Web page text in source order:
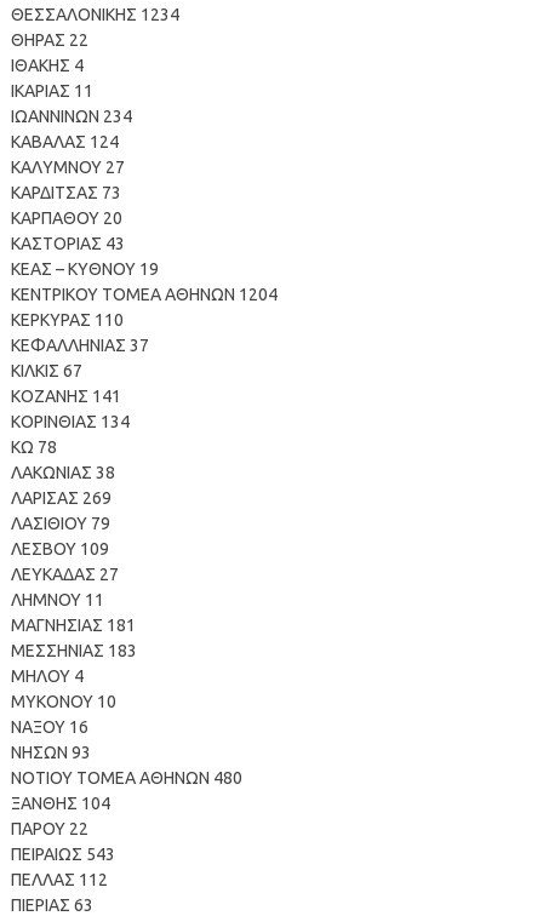
ΘΕΣΣΑΛΟΝΙΚΗΣ 1234
ΘΗΡΑΣ 22
ΙΘΑΚΗΣ 4
ΙΚΑΡΙΑΣ 11
ΙΩΑΝΝΙΝΩΝ 234
ΚΑΒΑΛΑΣ 124
ΚΑΛΥΜΝΟΥ 27
ΚΑΡΔΙΤΣΑΣ 73
ΚΑΡΠΑΘΟΥ 20
ΚΑΣΤΟΡΙΑΣ 43
ΚΕΑΣ – ΚΥΘΝΟΥ 19
ΚΕΝΤΡΙΚΟΥ ΤΟΜΕΑ ΑΘΗΝΩΝ 1204
ΚΕΡΚΥΡΑΣ 110
ΚΕΦΑΛΛΗΝΙΑΣ 37
ΚΙΛΚΙΣ 67
ΚΟΖΑΝΗΣ 141
ΚΟΡΙΝΘΙΑΣ 134
ΚΩ 78
ΛΑΚΩΝΙΑΣ 38
ΛΑΡΙΣΑΣ 269
ΛΑΣΙΘΙΟΥ 79
ΛΕΣΒΟΥ 109
ΛΕΥΚΑΔΑΣ 27
ΛΗΜΝΟΥ 11
ΜΑΓΝΗΣΙΑΣ 181
ΜΕΣΣΗΝΙΑΣ 183
ΜΗΛΟΥ 4
ΜΥΚΟΝΟΥ 10
ΝΑΞΟΥ 16
ΝΗΣΩΝ 93
ΝΟΤΙΟΥ ΤΟΜΕΑ ΑΘΗΝΩΝ 480
ΞΑΝΘΗΣ 104
ΠΑΡΟΥ 22
ΠΕΙΡΑΙΩΣ 543
ΠΕΛΛΑΣ 112
ΠΙΕΡΙΑΣ 63